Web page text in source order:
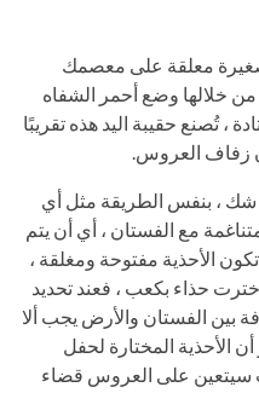
صغيرة معلقة على معصمك
من خلالها وضع أحمر الشفاه
، تُصنع حقيبة اليد هذه تقريبًا
زفاف العروس.
شك ، بنفس الطريقة مثل أي
مع الفستان ، أي أن يتم
الأحذية مفتوحة ومغلقة ،
حذاء بكعب ، فعند تحديد
بين الفستان والأرض يجب ألا
هو أن الأحذية المختارة لحفل
سيتعين على العروس قضاء